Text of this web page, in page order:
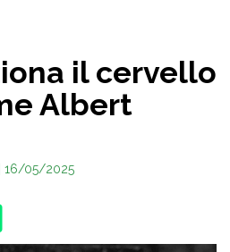
il cervello
Albert
| 16/05/2025